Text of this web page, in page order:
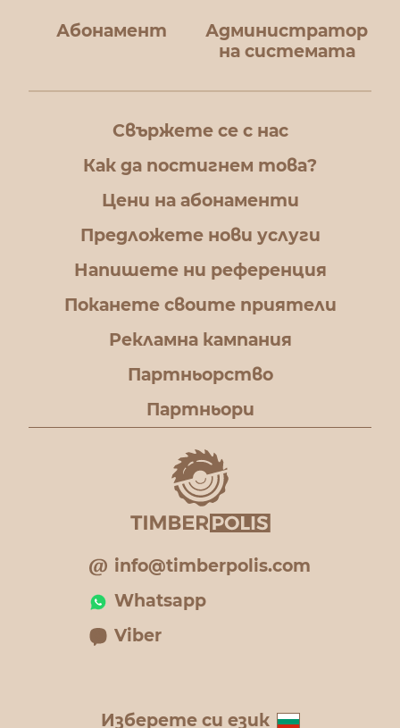
Абонамент
Администратор
на системата
Свържете се с нас
Как да постигнем това?
Цени на абонаменти
Предложете нови услуги
Напишете ни референция
Поканете своите приятели
Рекламна кампания
Партньорство
Партньори
info@timberpolis.com
Whatsapp
Viber
Изберете си език